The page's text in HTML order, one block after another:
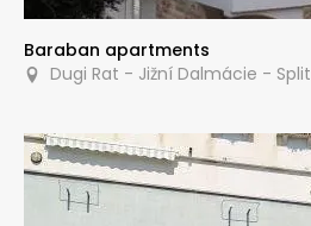
Baraban apartments
Dugi Rat - Jižní Dalmácie - Split